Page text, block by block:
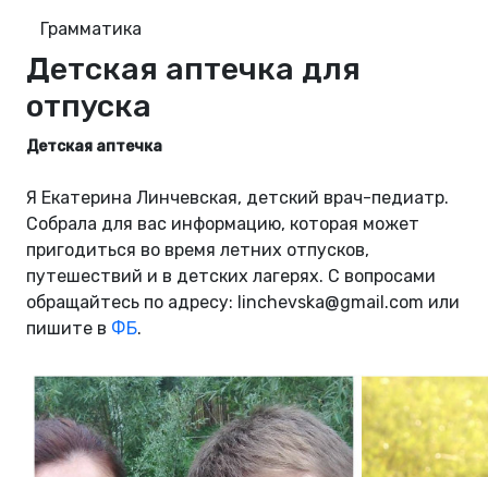
Грамматика
Детская аптечка для
отпуска
Детская аптечка
Я Екатерина Линчевская, детский врач-педиатр.
Собрала для вас информацию, которая может
пригодиться во время летних отпусков,
путешествий и в детских лагерях. С вопросами
обращайтесь по адресу: linchevska@gmail.com или
пишите в ФБ.